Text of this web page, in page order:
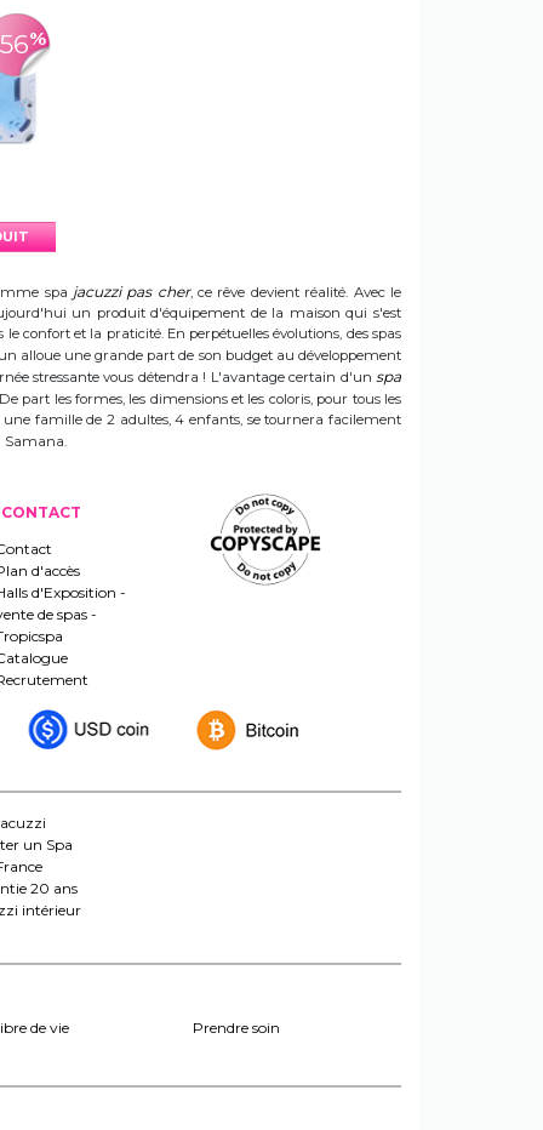
%
spa jacuzzi pas cher, ce rêve devient réalité. Avec le
un produit d'équipement de la maison qui s'est
confort et la praticité. En perpétuelles évolutions, des spas
alloue une grande part de son budget au développement
stressante vous détendra ! L'avantage certain d'un spa
part les formes, les dimensions et les coloris, pour tous les
une famille de 2 adultes, 4 enfants, se tournera facilement
Samana.
CONTACT
d'accès
d'Exposition -
de spas -
un Spa
20 ans
intérieur
de vie Prendre soin